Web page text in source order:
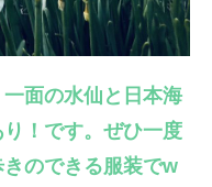
面の水仙と日本海
！です。ぜひ一度
のできる服装でw